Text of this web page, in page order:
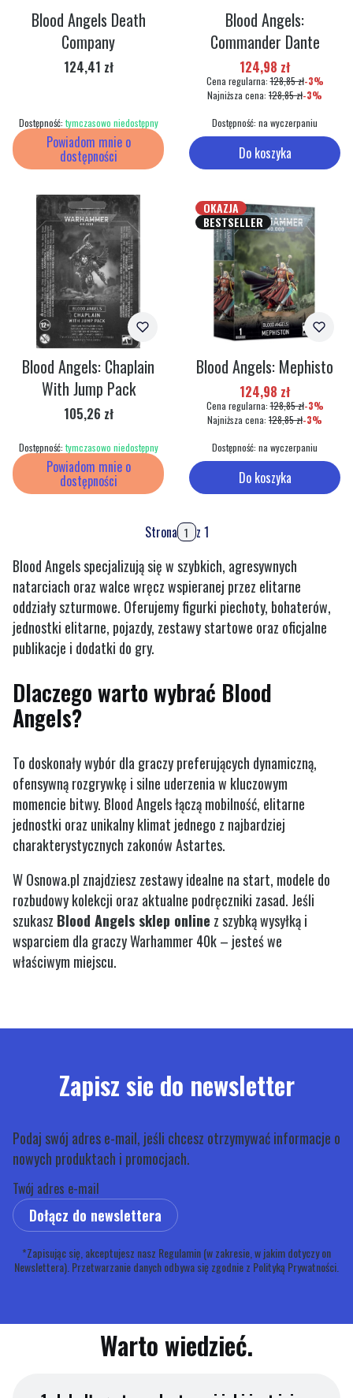
Powiadom mnie o
dostępności
Blood Angels Death
Company
Cena
124,41 zł
Dostępność: tymczasowo niedostępny
Do koszyka
Blood Angels:
Commander Dante
Cena promocyjna
124,98 zł
Cena regularna: 128,85 zł-3%
Najniższa cena: 128,85 zł-3%
Dostępność: na wyczerpaniu
Powiadom mnie o
dostępności
Blood Angels: Chaplain
With Jump Pack
Cena
105,26 zł
Dostępność: tymczasowo niedostępny
OKAZJA
BESTSELLER
Do koszyka
Blood Angels: Mephisto
Cena promocyjna
124,98 zł
Cena regularna: 128,85 zł-3%
Najniższa cena: 128,85 zł-3%
Dostępność: na wyczerpaniu
Strona z 1
Blood Angels specjalizują się w szybkich, agresywnych
natarciach oraz walce wręcz wspieranej przez elitarne
oddziały szturmowe. Oferujemy figurki piechoty, bohaterów,
jednostki elitarne, pojazdy, zestawy startowe oraz oficjalne
publikacje i dodatki do gry.
Dlaczego warto wybrać Blood
Angels?
To doskonały wybór dla graczy preferujących dynamiczną,
ofensywną rozgrywkę i silne uderzenia w kluczowym
momencie bitwy. Blood Angels łączą mobilność, elitarne
jednostki oraz unikalny klimat jednego z najbardziej
charakterystycznych zakonów Astartes.
W Osnowa.pl znajdziesz zestawy idealne na start, modele do
rozbudowy kolekcji oraz aktualne podręczniki zasad. Jeśli
szukasz Blood Angels sklep online z szybką wysyłką i
wsparciem dla graczy Warhammer 40k – jesteś we
właściwym miejscu.
Zapisz sie do newsletter
Podaj swój adres e-mail, jeśli chcesz otrzymywać informacje o
nowych produktach i promocjach.
Twój adres e-mail
Dołącz do newslettera
*Zapisując się, akceptujesz nasz Regulamin (w zakresie, w jakim dotyczy on
Newslettera). Przetwarzanie danych odbywa się zgodnie z Polityką Prywatności.
Warto wiedzieć.